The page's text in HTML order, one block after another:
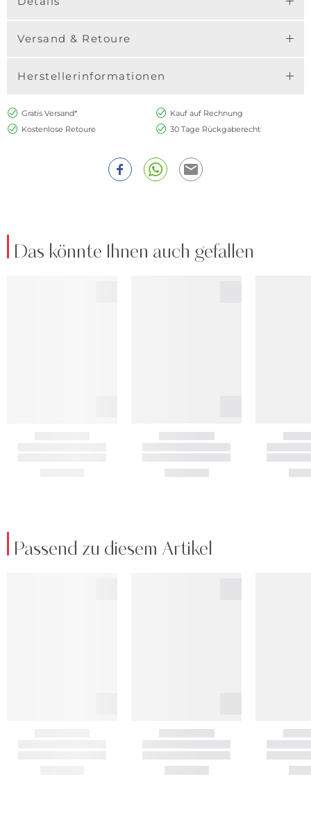
Versand & Retoure
Herstellerinformationen
Gratis Versand*
Kauf auf Rechnung
Kostenlose Retoure
30 Tage Rückgaberecht
Das könnte Ihnen auch gefallen
Passend zu diesem Artikel